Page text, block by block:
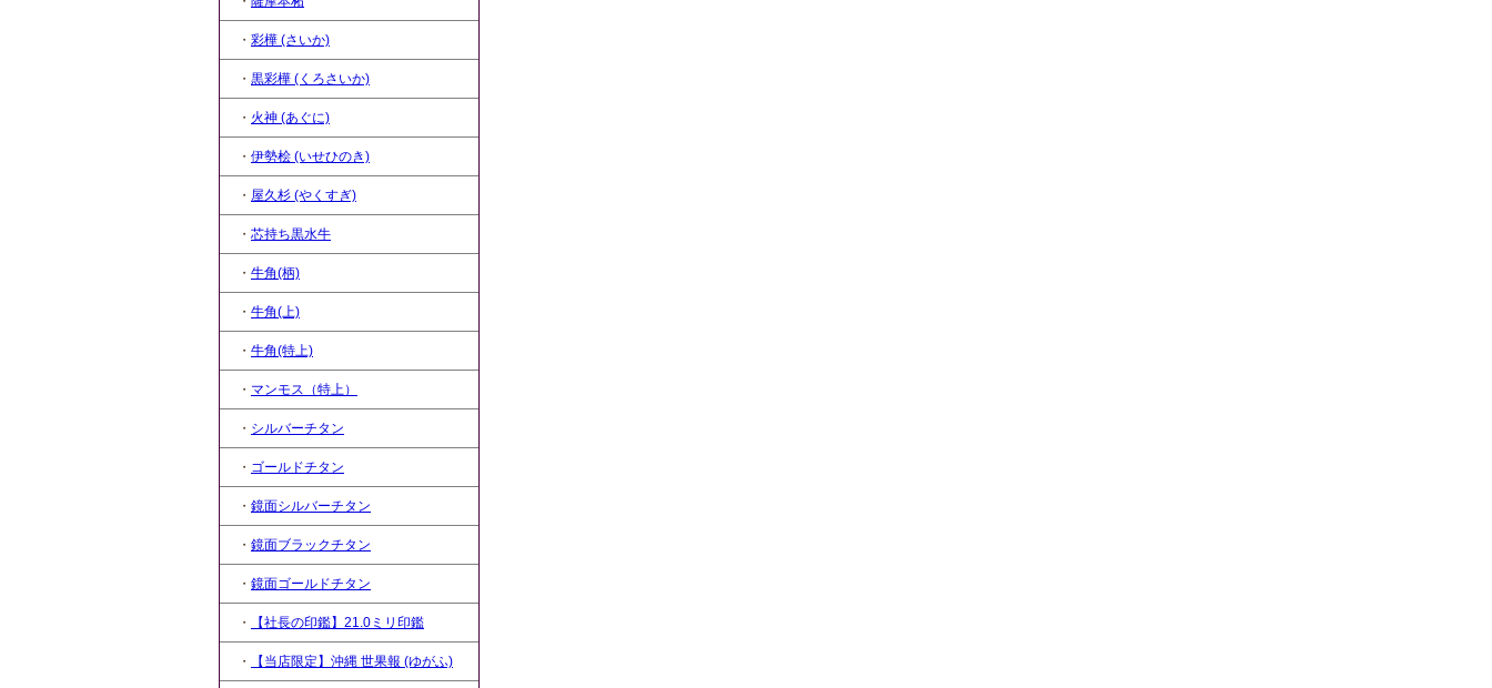
・ 彩樺 (さいか)
・ 黒彩樺 (くろさいか)
・ 火神 (あぐに)
・ 伊勢桧 (いせひのき)
・ 屋久杉 (やくすぎ)
・ 芯持ち黒水牛
・ 牛角(柄)
・ 牛角(上)
・ 牛角(特上)
・ マンモス（特上）
・ シルバーチタン
・ ゴールドチタン
・ 鏡面シルバーチタン
・ 鏡面ブラックチタン
・ 鏡面ゴールドチタン
・ 【社長の印鑑】21.0ミリ印鑑
・ 【当店限定】沖縄 世果報 (ゆがふ)